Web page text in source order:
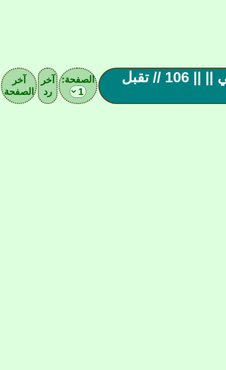
|| صادوووه الكويتى العالمي || || 106 // تقبل الصفحة:
آخر
رد
آخر
الصفحة